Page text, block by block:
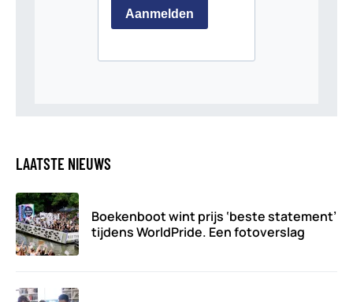
LAATSTE NIEUWS
Boekenboot wint prijs ‘beste statement’
tijdens WorldPride. Een fotoverslag